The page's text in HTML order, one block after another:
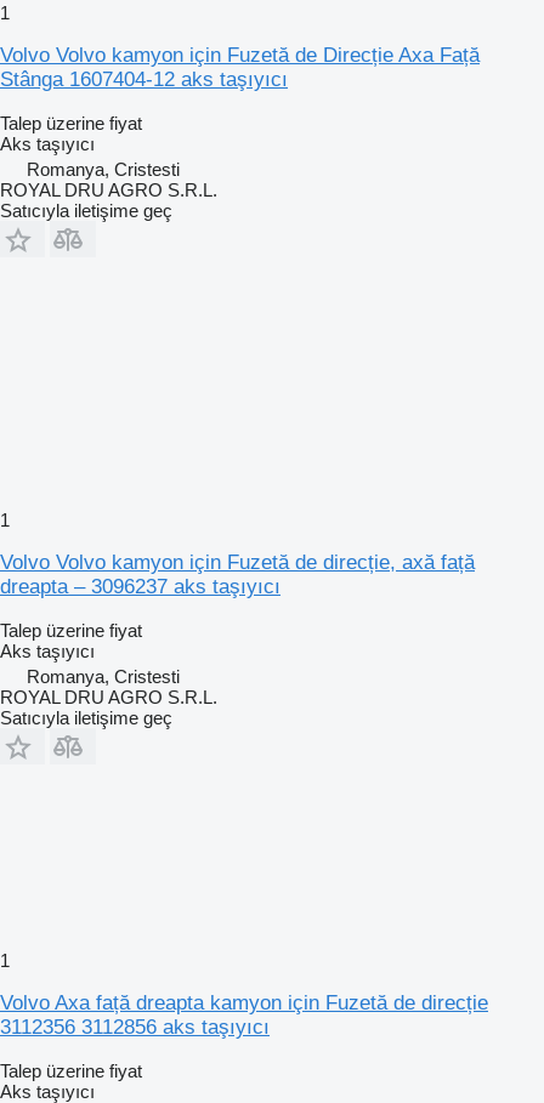
1
Volvo Volvo kamyon için Fuzetă de Direcție Axa Față
Stânga 1607404-12 aks taşıyıcı
Talep üzerine fiyat
Aks taşıyıcı
Romanya, Cristesti
ROYAL DRU AGRO S.R.L.
Satıcıyla iletişime geç
1
Volvo Volvo kamyon için Fuzetă de direcție, axă față
dreapta – 3096237 aks taşıyıcı
Talep üzerine fiyat
Aks taşıyıcı
Romanya, Cristesti
ROYAL DRU AGRO S.R.L.
Satıcıyla iletişime geç
1
Volvo Axa față dreapta kamyon için Fuzetă de direcție
3112356 3112856 aks taşıyıcı
Talep üzerine fiyat
Aks taşıyıcı